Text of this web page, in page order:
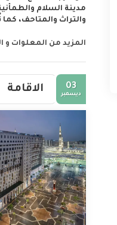
مدينة السلام
والتراث والمتاحف،
رؤيتها، إنها مدينة
النبطية بعد مدينة
المزيد من المعلوات و
03
ديسمبر الاقامة